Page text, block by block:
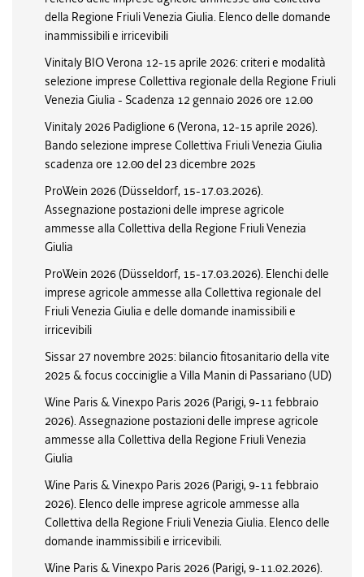
della Regione Friuli Venezia Giulia. Elenco delle domande
inammissibili e irricevibili
Vinitaly BIO Verona 12-15 aprile 2026: criteri e modalità
selezione imprese Collettiva regionale della Regione Friuli
Venezia Giulia - Scadenza 12 gennaio 2026 ore 12.00
Vinitaly 2026 Padiglione 6 (Verona, 12-15 aprile 2026).
Bando selezione imprese Collettiva Friuli Venezia Giulia
scadenza ore 12.00 del 23 dicembre 2025
ProWein 2026 (Düsseldorf, 15-17.03.2026).
Assegnazione postazioni delle imprese agricole
ammesse alla Collettiva della Regione Friuli Venezia
Giulia
ProWein 2026 (Düsseldorf, 15-17.03.2026). Elenchi delle
imprese agricole ammesse alla Collettiva regionale del
Friuli Venezia Giulia e delle domande inamissibili e
irricevibili
Sissar 27 novembre 2025: bilancio fitosanitario della vite
2025 & focus cocciniglie a Villa Manin di Passariano (UD)
Wine Paris & Vinexpo Paris 2026 (Parigi, 9-11 febbraio
2026). Assegnazione postazioni delle imprese agricole
ammesse alla Collettiva della Regione Friuli Venezia
Giulia
Wine Paris & Vinexpo Paris 2026 (Parigi, 9-11 febbraio
2026). Elenco delle imprese agricole ammesse alla
Collettiva della Regione Friuli Venezia Giulia. Elenco delle
domande inammissibili e irricevibili.
Wine Paris & Vinexpo Paris 2026 (Parigi, 9-11.02.2026).